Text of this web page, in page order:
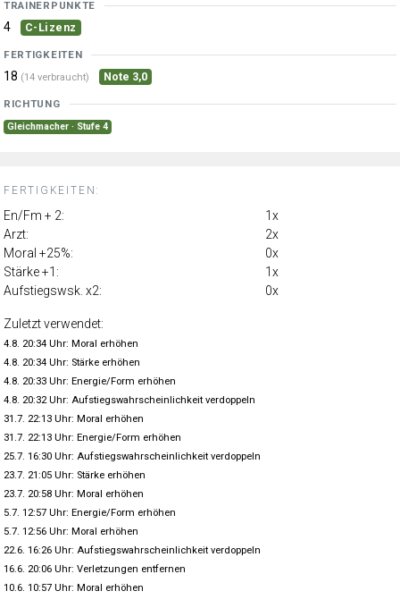
TRAINERPUNKTE
4 C-Lizenz
FERTIGKEITEN
18 (14 verbraucht) Note 3,0
RICHTUNG
Gleichmacher · Stufe 4
FERTIGKEITEN:
En/Fm + 2:
1x
Arzt:
2x
Moral +25%:
0x
Stärke +1:
1x
Aufstiegswsk. x2:
0x
Zuletzt verwendet:
4.8. 20:34 Uhr: Moral erhöhen
4.8. 20:34 Uhr: Stärke erhöhen
4.8. 20:33 Uhr: Energie/Form erhöhen
4.8. 20:32 Uhr: Aufstiegswahrscheinlichkeit verdoppeln
31.7. 22:13 Uhr: Moral erhöhen
31.7. 22:13 Uhr: Energie/Form erhöhen
25.7. 16:30 Uhr: Aufstiegswahrscheinlichkeit verdoppeln
23.7. 21:05 Uhr: Stärke erhöhen
23.7. 20:58 Uhr: Moral erhöhen
5.7. 12:57 Uhr: Energie/Form erhöhen
5.7. 12:56 Uhr: Moral erhöhen
22.6. 16:26 Uhr: Aufstiegswahrscheinlichkeit verdoppeln
16.6. 20:06 Uhr: Verletzungen entfernen
10.6. 10:57 Uhr: Moral erhöhen